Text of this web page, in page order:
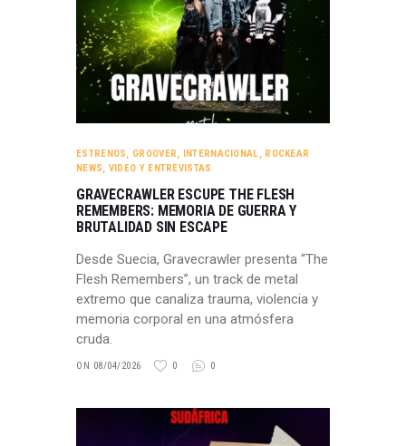
ESTRENOS, GROOVER, INTERNACIONAL, ROCKEAR
NEWS, VIDEO Y ENTREVISTAS
GRAVECRAWLER ESCUPE THE FLESH
REMEMBERS: MEMORIA DE GUERRA Y
BRUTALIDAD SIN ESCAPE
Desde Suecia, Gravecrawler presenta “The
Flesh Remembers”, un track de metal
extremo que canaliza trauma, violencia y
memoria corporal en una atmósfera
cruda.
ON 08/04/2026 0 0